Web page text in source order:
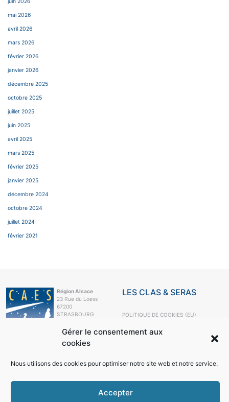
Gérer le consentement aux
cookies
Nous utilisons des cookies pour optimiser notre site web et notre service.
Accepter
juin 2026
mai 2026
avril 2026
mars 2026
février 2026
janvier 2026
décembre 2025
octobre 2025
juillet 2025
juin 2025
avril 2025
mars 2025
février 2025
janvier 2025
décembre 2024
octobre 2024
juillet 2024
février 2021
Région Alsace
23 Rue du Loess
67200
STRASBOURG
e-mail
+33 3 88 10 63
99
LES CLAS & SERAS
POLITIQUE DE COOKIES (EU)
LE CAES DU CNRS